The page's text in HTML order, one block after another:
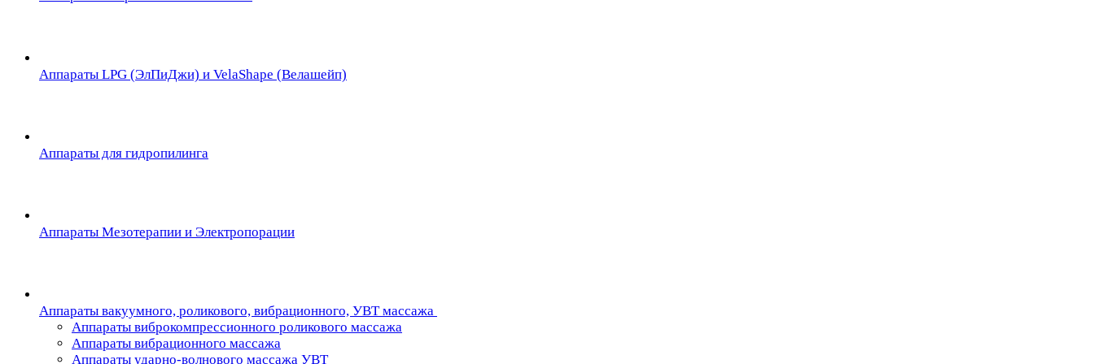
Аппараты LPG (ЭлПиДжи) и VelaShape (Велашейп)
Аппараты для гидропилинга
Аппараты Мезотерапии и Электропорации
Аппараты вакуумного, роликового, вибрационного, УВТ массажа
Аппараты виброкомпрессионного роликового массажа
Аппараты вибрационного массажа
Аппараты ударно-волнового массажа УВТ